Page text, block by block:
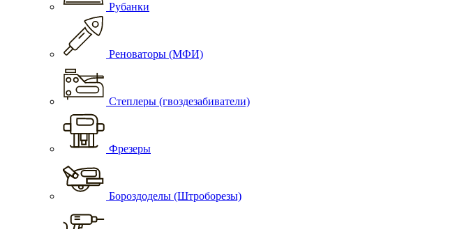
Рубанки
Реноваторы (МФИ)
Степлеры (гвоздезабиватели)
Фрезеры
Бороздоделы (Штроборезы)